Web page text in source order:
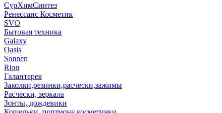
СурХимСинтез
Ренессанс Косметик
SVO
Бытовая техника
Galaxy
Oasis
Sonnen
Rion
Галантерея
Заколки,резинки,расчески,зажимы
Расчески, зеркала
Зонты, дождевики